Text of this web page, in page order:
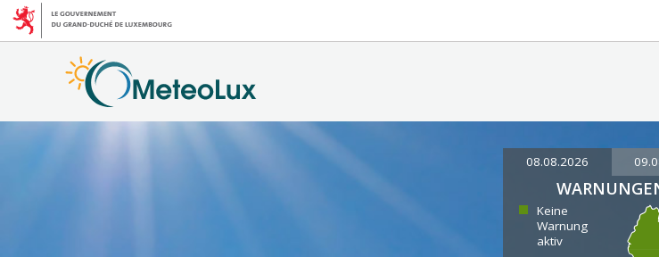
08.08.2026
Keine
Warnung
aktiv